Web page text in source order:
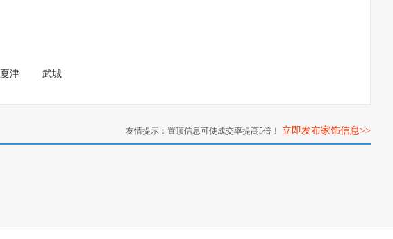
夏津 武城
友情提示：置顶信息可使成交率提高5倍！ 立即发布家饰信息>>